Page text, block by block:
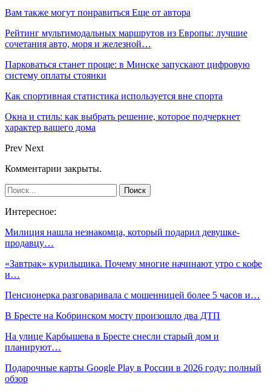
Вам также могут понравиться Еще от автора
Рейтинг мультимодальных маршрутов из Европы: лучшие
сочетания авто, моря и железной…
Парковаться станет проще: в Минске запускают цифровую
систему оплаты стоянки
Как спортивная статистика используется вне спорта
Окна и стиль: как выбрать решение, которое подчеркнет
характер вашего дома
Prev Next
Комментарии закрыты.
Интересное:
Милиция нашла незнакомца, который подарил девушке-
продавцу…
«Завтрак» курильщика. Почему многие начинают утро с кофе
и…
Пенсионерка разговаривала с мошенницей более 5 часов и…
В Бресте на Кобринском мосту произошло два ДТП
На улице Карбышева в Бресте снесли старый дом и
планируют…
Подарочные карты Google Play в России в 2026 году: полный
обзор